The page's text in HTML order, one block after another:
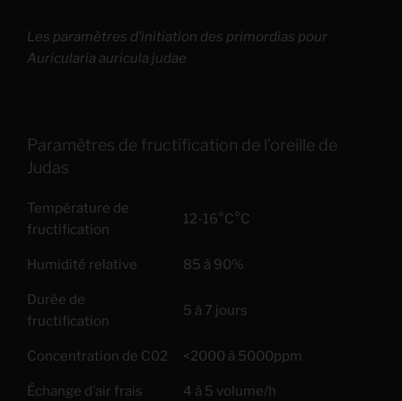
Les paramètres d’initiation des primordias pour
Auricularia auricula judae
Paramètres de fructification de l’oreille de
Judas
Température de
fructification
12-16°C°C
Humidité relative 85 à 90%
Durée de
fructification
5 à 7 jours
Concentration de C02 <2000 à 5000ppm
Échange d’air frais 4 à 5 volume/h